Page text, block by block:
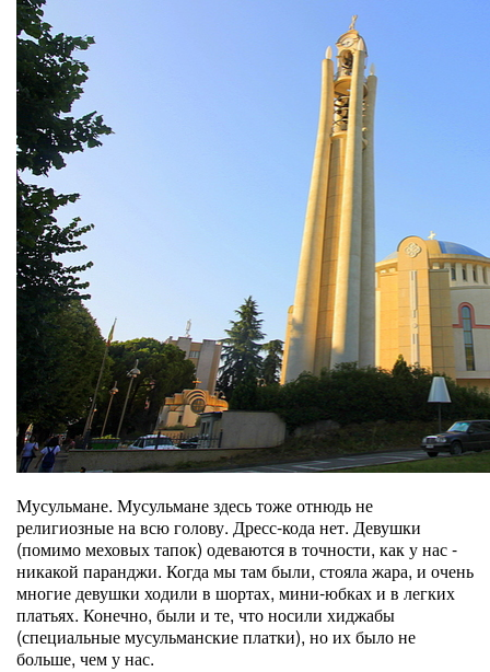
Мусульмане. Мусульмане здесь тоже отнюдь не
религиозные на всю голову. Дресс-кода нет. Девушки
(помимо меховых тапок) одеваются в точности, как у нас -
никакой паранджи. Когда мы там были, стояла жара, и очень
многие девушки ходили в шортах, мини-юбках и в легких
платьях. Конечно, были и те, что носили хиджабы
(специальные мусульманские платки), но их было не
больше, чем у нас.